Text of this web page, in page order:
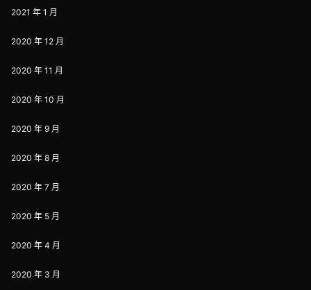
2021 年 1 月
2020 年 12 月
2020 年 11 月
2020 年 10 月
2020 年 9 月
2020 年 8 月
2020 年 7 月
2020 年 5 月
2020 年 4 月
2020 年 3 月